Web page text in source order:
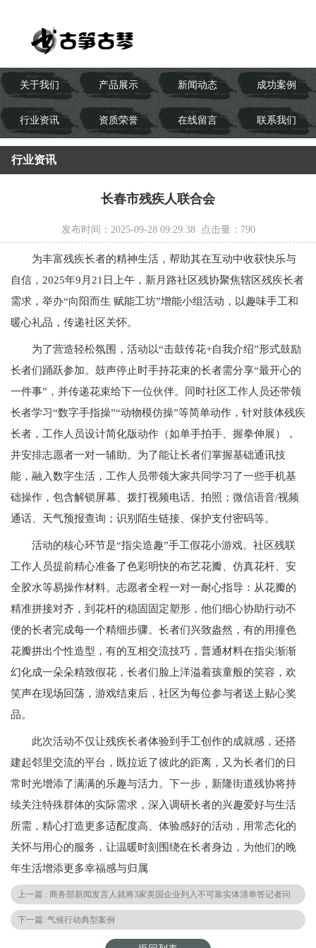
关于我们 产品展示 新闻动态 成功案例
行业资讯 资质荣誉 在线留言 联系我们
行业资讯
长春市残疾人联合会
发布时间：2025-09-28 09:29:38 点击量： 790
为丰富残疾长者的精神生活，帮助其在互动中收获快乐与
自信，2025年9月21日上午，新月路社区残协聚焦辖区残疾长者
需求，举办“向阳而生 赋能工坊”增能小组活动，以趣味手工和
暖心礼品，传递社区关怀。
为了营造轻松氛围，活动以“击鼓传花+自我介绍”形式鼓励
长者们踊跃参加。鼓声停止时手持花束的长者需分享“最开心的
一件事”，并传递花束给下一位伙伴。同时社区工作人员还带领
长者学习“数字手指操”“动物模仿操”等简单动作，针对肢体残疾
长者，工作人员设计简化版动作（如单手拍手、握拳伸展），
并安排志愿者一对一辅助。为了能让长者们掌握基础通讯技
能，融入数字生活，工作人员带领大家共同学习了一些手机基
础操作，包含解锁屏幕、拨打视频电话、拍照；微信语音/视频
通话、天气预报查询；识别陌生链接、保护支付密码等。
活动的核心环节是“指尖造趣”手工假花小游戏。社区残联
工作人员提前精心准备了色彩明快的布艺花瓣、仿真花杆、安
全胶水等易操作材料。志愿者全程一对一耐心指导：从花瓣的
精准拼接对齐，到花杆的稳固固定塑形，他们细心协助行动不
便的长者完成每一个精细步骤。长者们兴致盎然，有的用撞色
花瓣拼出个性造型，有的互相交流技巧，普通材料在指尖渐渐
幻化成一朵朵精致假花，长者们脸上洋溢着孩童般的笑容，欢
笑声在现场回荡，游戏结束后，社区为每位参与者送上贴心奖
品。
此次活动不仅让残疾长者体验到手工创作的成就感，还搭
建起邻里交流的平台，既拉近了彼此的距离，又为长者们的日
常时光增添了满满的乐趣与活力。下一步，新隆街道残协将持
续关注特殊群体的实际需求，深入调研长者的兴趣爱好与生活
所需，精心打造更多适配度高、体验感好的活动，用常态化的
关怀与用心的服务，让温暖时刻围绕在长者身边，为他们的晚
年生活增添更多幸福感与归属
上一篇 : 商务部新闻发言人就将3家美国企业列入不可靠实体清单答记者问
下一篇: 气候行动典型案例